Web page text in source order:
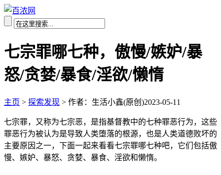
七宗罪哪七种，傲慢/嫉妒/暴
怒/贪婪/暴食/淫欲/懒惰
主页 > 探索发现 > 作者：生活小鑫(原创)2023-05-11
七宗罪，又称为七宗恶，是指基督教中的七种罪恶行为，这些
罪恶行为被认为是导致人类堕落的根源，也是人类道德败坏的
主要原因之一，下面一起来看看七宗罪哪七种吧，它们包括傲
慢、嫉妒、暴怒、贪婪、暴食、淫欲和懒惰。